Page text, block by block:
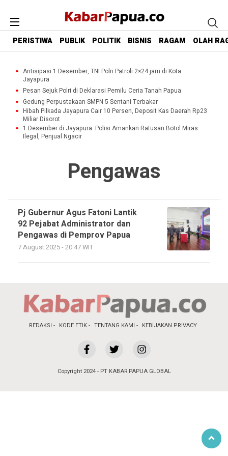
PERISTIWA PUBLIK POLITIK BISNIS RAGAM OLAH
Antisipasi 1 Desember, TNI Polri Patroli 2×24 jam di Kota
Jayapura
Pesan Sejuk Polri di Deklarasi Pemilu Ceria Tanah Papua
Gedung Perpustakaan SMPN 5 Sentani Terbakar
Hibah Pilkada Jayapura Cair 10 Persen, Deposit Kas Daerah Rp23
Miliar Disorot
1 Desember di Jayapura: Polisi Amankan Ratusan Botol Miras
Ilegal, Penjual Ngacir
Pengawas
Pj Gubernur Agus Fatoni Lantik
92 Pejabat Administrator dan
Pengawas di Pemprov Papua
7 August 2025 - 20:47 WIT
REDAKSI KODE ETIK TENTANG KAMI KEBIJAKAN PRIVACY
Copyright 2024 - PT KABAR PAPUA GLOBAL